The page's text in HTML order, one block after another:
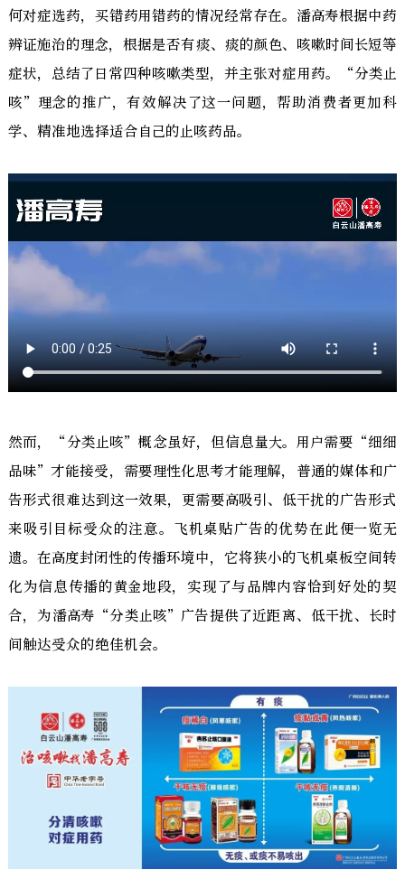
何对症选药，买错药用错药的情况经常存在。潘高寿根据中药
辨证施治的理念，根据是否有痰、痰的颜色、咳嗽时间长短等
症状，总结了日常四种咳嗽类型，并主张对症用药。“分类止
咳”理念的推广，有效解决了这一问题，帮助消费者更加科
学、精准地选择适合自己的止咳药品。
然而，“分类止咳”概念虽好，但信息量大。用户需要“细细
品味”才能接受，需要理性化思考才能理解，普通的媒体和广
告形式很难达到这一效果，更需要高吸引、低干扰的广告形式
来吸引目标受众的注意。飞机桌贴广告的优势在此便一览无
遗。在高度封闭性的传播环境中，它将狭小的飞机桌板空间转
化为信息传播的黄金地段，实现了与品牌内容恰到好处的契
合，为潘高寿“分类止咳”广告提供了近距离、低干扰、长时
间触达受众的绝佳机会。